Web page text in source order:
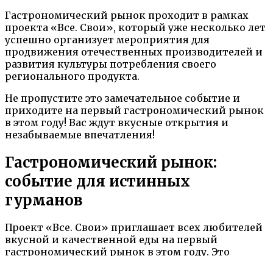
Гастрономический рынок проходит в рамках
проекта «Все. Свои», который уже несколько лет
успешно организует мероприятия для
продвижения отечественных производителей и
развития культуры потребления своего
регионального продукта.
Не пропустите это замечательное событие и
приходите на первый гастрономический рынок
в этом году! Вас ждут вкусные открытия и
незабываемые впечатления!
Гастрономический рынок:
событие для истинных
гурманов
Проект «Все. Свои» приглашает всех любителей
вкусной и качественной еды на первый
гастрономический рынок в этом году. Это